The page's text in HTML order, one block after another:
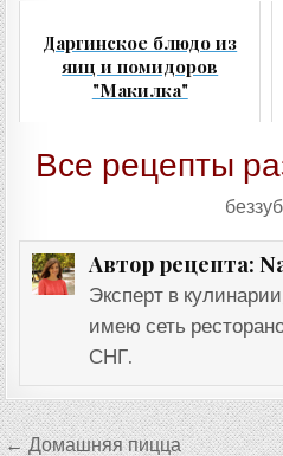
Даргинское блюдо из
яиц и помидоров
"Макилка"
Все рецепты
Автор рецепта:
Эксперт в
имею сеть
СНГ.
Навигация
← Домашняя пицца